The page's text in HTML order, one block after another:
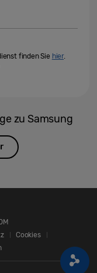
finden Sie hier.
zu Samsung
Cookies